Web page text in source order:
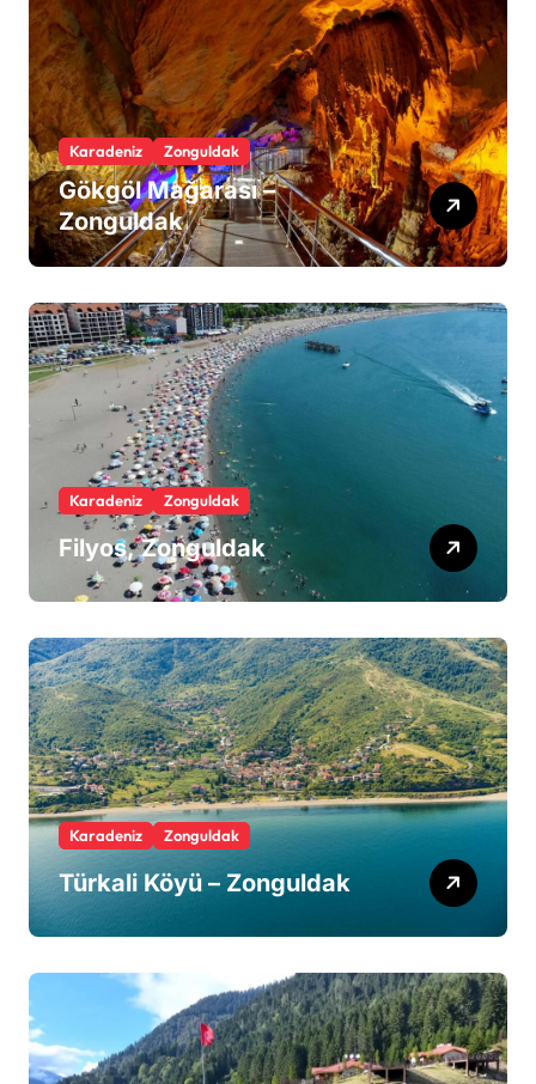
Karadeniz Zonguldak
Gökgöl Mağarası –
Zonguldak
Karadeniz Zonguldak
Filyos, Zonguldak
Karadeniz Zonguldak
Türkali Köyü – Zonguldak